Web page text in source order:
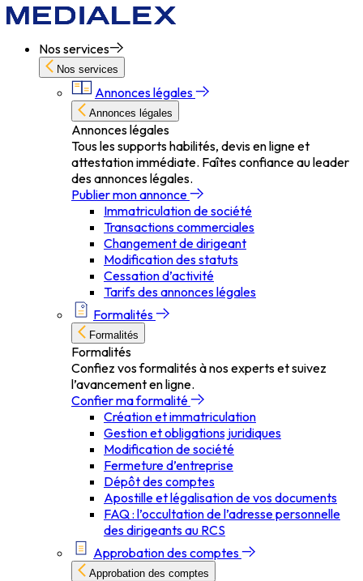
Nos services
Nos services
Annonces légales
Annonces légales
Annonces légales
Tous les supports habilités, devis en ligne et
attestation immédiate. Faîtes confiance au leader
des annonces légales.
Publier mon annonce
Immatriculation de société
Transactions commerciales
Changement de dirigeant
Modification des statuts
Cessation d’activité
Tarifs des annonces légales
Formalités
Formalités
Formalités
Confiez vos formalités à nos experts et suivez
l’avancement en ligne.
Confier ma formalité
Création et immatriculation
Gestion et obligations juridiques
Modification de société
Fermeture d’entreprise
Dépôt des comptes
Apostille et légalisation de vos documents
FAQ : l’occultation de l’adresse personnelle
des dirigeants au RCS
Approbation des comptes
Approbation des comptes